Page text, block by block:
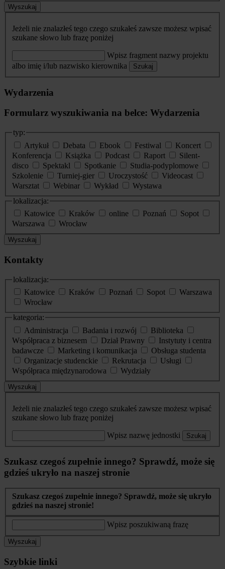
Wyszukaj
Jeżeli nie znalazłeś tego czego szukałeś zawsze możesz wpisać
szukane słowo lub frazę poniżej
Wpisz fragment nazwy projektu
albo imię i/lub nazwisko kierownika
Szukaj
Wydarzenia
Formularz wyszukiwania na belce: Wydarzenia
typ:
Artykuł
Debata Ebook Festiwal
Koncert
Konferencja
Książka Podcast Raport
Silent-
disco
Spektakl Spotkanie
Studia-podyplomowe
Szkolenie
Turniej-gier Uroczystość
Videocast
Warsztat
Webinar Wykład
Wystawa
lokalizacja:
Katowice
Kraków online Poznań
Sopot
Warszawa
Wrocław
Wyszukaj
Kontakty
lokalizacja:
Katowice
Kraków Poznań Sopot
Warszawa
Wrocław
kategoria:
Administracja
Badania i rozwój
Biblioteka
Współpraca z biznesem
Dział Prawny
Instytuty i centra
badawcze
Marketing i komunikacja
Obsługa studenta
Organizacje studenckie
Rekrutacja
Usługi
Współpraca międzynarodowa
Wydziały
Wyszukaj
Jeżeli nie znalazłeś tego czego szukałeś zawsze możesz wpisać
szukane słowo lub frazę poniżej
Wpisz nazwę jednostki Szukaj
Szukasz czegoś zupełnie innego? Sprawdź, może się
gdzieś ukryło na naszej stronie
Szukasz czegoś zupełnie innego? Sprawdź, może się ukryło
gdzieś na naszej stronie!
Wpisz poszukiwaną frazę
Wyszukaj
Szybkie linki